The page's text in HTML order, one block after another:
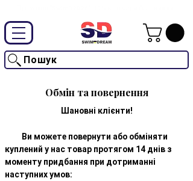
Пошук
Обмін та повернення
Шановні клієнти!
Ви можете повернути або обміняти
куплений у нас товар протягом 14 днів з
моменту придбання при дотриманні
наступних умов: